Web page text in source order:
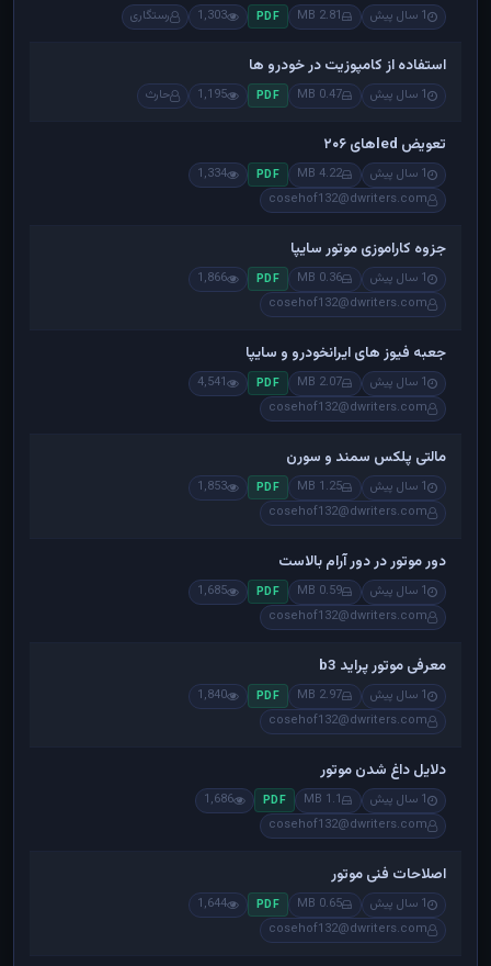
1 سال پیش 2.81 MB
PDF
1,303 رستگاری
استفاده از کامپوزیت در خودرو ها
1 سال پیش 0.47 MB
PDF
1,195 حارث
تعویض ledهای ۲۰۶
1 سال پیش 4.22 MB
PDF
1,334
cosehof132@dwriters.com
جزوه کاراموزی موتور سایپا
1 سال پیش 0.36 MB
PDF
1,866
cosehof132@dwriters.com
جعبه فیوز های ایرانخودرو و سایپا
1 سال پیش 2.07 MB
PDF
4,541
cosehof132@dwriters.com
مالتی پلکس سمند و سورن
1 سال پیش 1.25 MB
PDF
1,853
cosehof132@dwriters.com
دور موتور در دور آرام بالاست
1 سال پیش 0.59 MB
PDF
1,685
cosehof132@dwriters.com
معرفی موتور پراید b3
1 سال پیش 2.97 MB
PDF
1,840
cosehof132@dwriters.com
دلایل داغ شدن موتور
1 سال پیش 1.1 MB
PDF
1,686
cosehof132@dwriters.com
اصلاحات فنی موتور
1 سال پیش 0.65 MB
PDF
1,644
cosehof132@dwriters.com